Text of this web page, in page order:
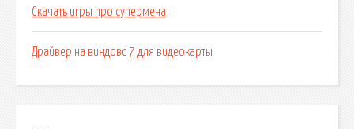
Скачать игры про супермена
Драйвер на виндовс 7 для видеокарты